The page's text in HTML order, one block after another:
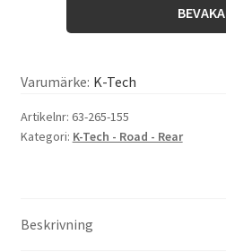
BEVAKA
Varumärke: K-Tech
Artikelnr: 63-265-155
Kategori: K-Tech - Road - Rear
Beskrivning